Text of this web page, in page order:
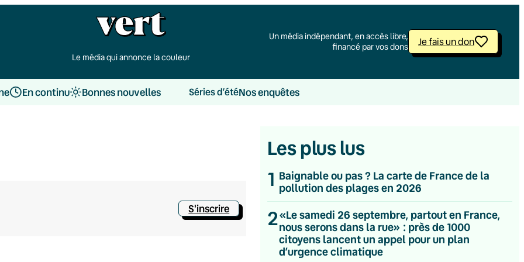
Le média qui annonce la couleur
Un média indépendant, en accès libre,
financé par vos dons
Je fais un don
En continu Bonnes nouvelles Séries d’étéNos enquêtes
S'inscrire
Les plus lus
1 Baignable ou pas ? La carte de France de la
pollution des plages en 2026
2«Le samedi 26 septembre, partout en France,
nous serons dans la rue» : près de 1000
citoyens lancent un appel pour un plan
d’urgence climatique